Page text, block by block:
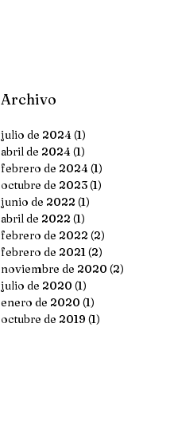
Archivo
julio de 2024 (1)
abril de 2024 (1)
febrero de 2024 (1)
octubre de 2023(1)
junio de 2022(1)
abril de 2022(1)
febrero de 2022(2)
febrero de 2021(2)
noviembre de 2020 (2)
julio de 2020 (1)
enero de 2020 (1)
octubre de 2019 (1)